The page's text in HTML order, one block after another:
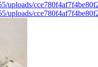
uploads/
uploads/